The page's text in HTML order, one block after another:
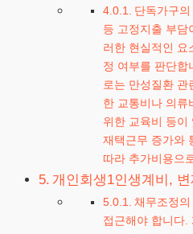
단독가구
등 고정지출 부담
러한 현실적인 요
정 여부를 판단합
로는 만성질환 관
한 교통비나 의류
위한 교육비 등이
재택근무 증가와
따라 추가비용으
개인회생1인생계비,
채무조정
접근해야 합니다.